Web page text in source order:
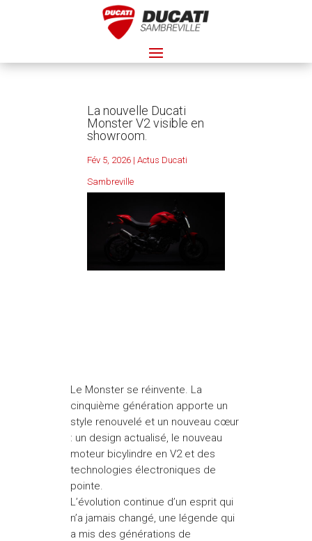
La nouvelle Ducati
Monster V2 visible en
showroom.
Fév 5, 2026| Actus Ducati
Sambreville
Le Monster se réinvente. La
cinquième génération apporte un
style renouvelé et un nouveau cœur
: un design actualisé, le nouveau
moteur bicylindre en V2 et des
technologies électroniques de
pointe.
L’évolution continue d’un esprit qui
n’a jamais changé, une légende qui
a mis des générations de